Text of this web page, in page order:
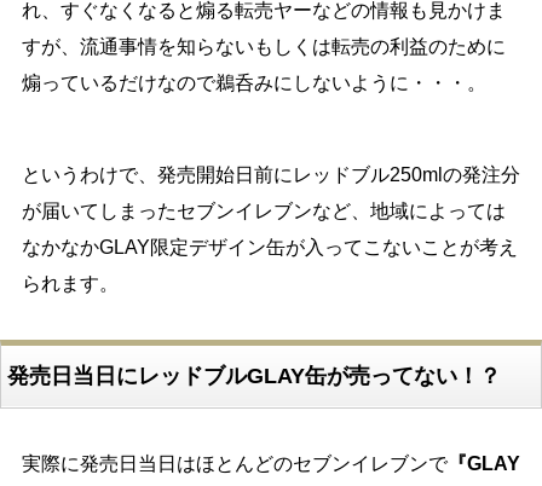
れ、すぐなくなると煽る転売ヤーなどの情報も見かけま
すが、流通事情を知らないもしくは転売の利益のために
煽っているだけなので鵜呑みにしないように・・・。
というわけで、発売開始日前にレッドブル250mlの発注分
が届いてしまったセブンイレブンなど、地域によっては
なかなかGLAY限定デザイン缶が入ってこないことが考え
られます。
発売日当日にレッドブルGLAY缶が売ってない！？
実際に発売日当日はほとんどのセブンイレブンで『GLAY